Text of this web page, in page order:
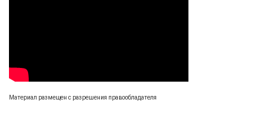
Материал размещен с разрешения правообладателя